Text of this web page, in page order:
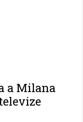
a Milana